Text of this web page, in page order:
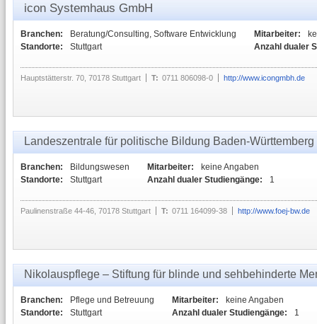
icon Systemhaus GmbH
Branchen:
Beratung/Consulting, Software Entwicklung
Standorte:
Stuttgart
Mitarbeiter:
Anzahl dualer
Hauptstätterstr. 70, 70178 Stuttgart T: 0711 806098-0 http://www.icongmbh.de
Landeszentrale für politische Bildung Baden-
Branchen:
Bildungswesen
Standorte:
Stuttgart
Mitarbeiter:
keine Angaben
Anzahl dualer Studiengänge:
1
Paulinenstraße 44-46, 70178 Stuttgart T: 0711 164099-38 http://www.foej-bw.de
Nikolauspflege – Stiftung für blinde und sehbehinderte
Branchen:
Pflege und Betreuung
Standorte:
Stuttgart
Mitarbeiter:
keine Angaben
Anzahl dualer Studiengänge:
1